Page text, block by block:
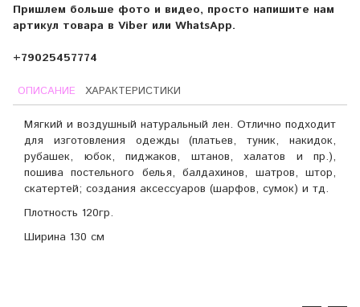
Пришлем больше фото и видео, просто напишите нам
артикул товара в Viber или WhatsApp.
+79025457774
ОПИСАНИЕ ХАРАКТЕРИСТИКИ
Мягкий и воздушный натуральный лен. Отлично подходит
для изготовления одежды (платьев, туник, накидок,
рубашек, юбок, пиджаков, штанов, халатов и пр.),
пошива постельного белья, балдахинов, шатров, штор,
скатертей; создания аксессуаров (шарфов, сумок) и тд.
Плотность 120гр.
Ширина 130 см